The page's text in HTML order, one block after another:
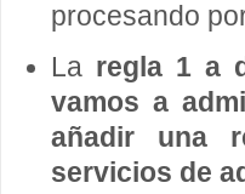
procesando
La regla 1 a
vamos a
añadir una
servicios de